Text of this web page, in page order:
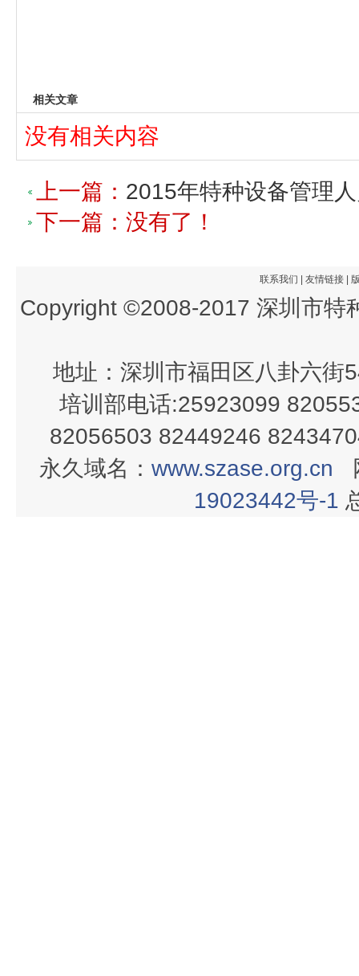
相关文章
没有相关内容
上一篇： 2015年特种设备管理
下一篇：没有了！
联系我们 友情链接|
Copyright ©2008-2017 深圳市特
地址：深圳市福田区八卦六
培训部电话:25923099
82056503 82449246
永久域名： www.szase.org.cn
19023442号-1